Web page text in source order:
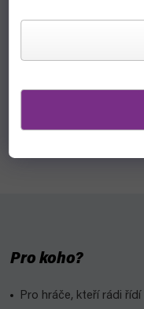
skladem, ihned k
99 Kč
Chessex sada RPG
Pro koho?
Pro hráče, kteří rádi